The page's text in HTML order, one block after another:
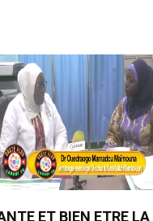
ET BIEN ETRE LA